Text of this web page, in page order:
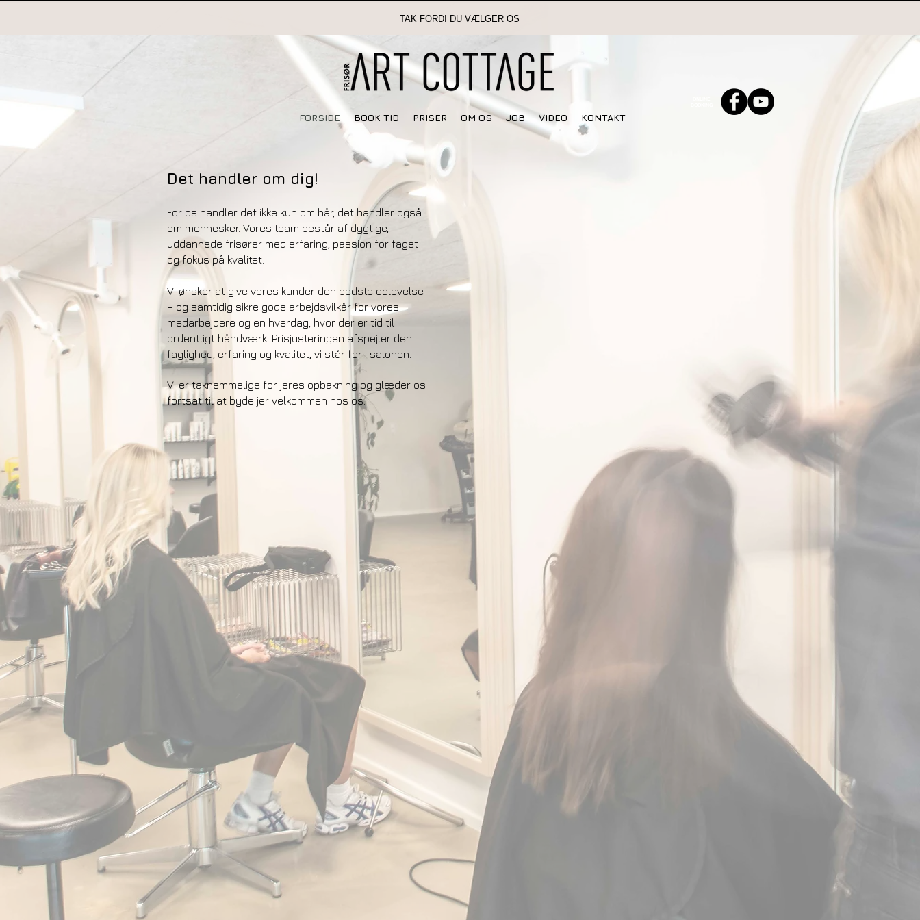
TAK FORDI DU VÆLGER OS
FORSIDE BOOK TID PRISER OM OS JOB VIDEO KONTAKT
Det handler om dig!
For os handler det ikke kun om hår, det handler også
om mennesker. Vores team består af dygtige,
uddannede frisører med erfaring, passion for faget
og fokus på kvalitet.
Vi ønsker at give vores kunder den bedste oplevelse
– og samtidig sikre gode arbejdsvilkår for vores
medarbejdere og en hverdag, hvor der er tid til
ordentligt håndværk. Prisjusteringen afspejler den
faglighed, erfaring og kvalitet, vi står for i salonen.
Vi er taknemmelige for jeres opbakning og glæder os
fortsat til at byde jer velkommen hos os.